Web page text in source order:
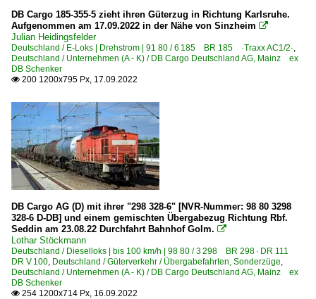
DB Cargo 185-355-5 zieht ihren Güterzug in Richtung Karlsruhe.
Aufgenommen am 17.09.2022 in der Nähe von Sinzheim 
Julian Heidingsfelder
Deutschland / E-Loks | Drehstrom | 91 80 / 6 185 BR 185 ·Traxx AC1/2·
Deutschland / Unternehmen (A - K) / DB Cargo Deutschland AG, Mainz ex
DB Schenker
 200 1200x795 Px, 17.09.2022
DB Cargo AG (D) mit ihrer "298 328-6" [NVR-Nummer: 98 80 3298
328-6 D-DB] und einem gemischten Übergabezug Richtung Rbf.
Seddin am 23.08.22 Durchfahrt Bahnhof Golm. 
Lothar Stöckmann
Deutschland / Dieselloks | bis 100 km/h | 98 80 / 3 298 BR 298 · DR 111
DR V 100 Deutschland / Güterverkehr / Übergabefahrten, Sonderzüge
Deutschland / Unternehmen (A - K) / DB Cargo Deutschland AG, Mainz ex
DB Schenker
 254 1200x714 Px, 16.09.2022